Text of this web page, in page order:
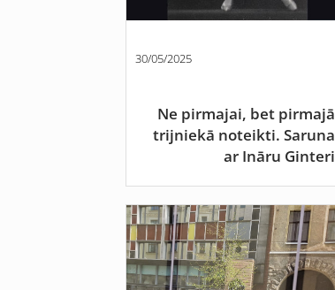
30/05/2025
Ne pirmajai, bet pirmajā
trijniekā noteikti. Saruna
ar Ināru Ginteri